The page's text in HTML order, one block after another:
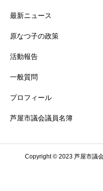
最新ニュース
原なつ子の政策
活動報告
一般質問
プロフィール
芦屋市議会議員名簿
Copyright © 2023 芦屋市議